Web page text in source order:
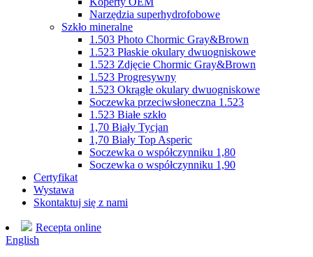
Narzędzia superhydrofobowe
Szkło mineralne
1.503 Photo Chormic Gray&Brown
1.523 Płaskie okulary dwuogniskowe
1.523 Zdjęcie Chormic Gray&Brown
1.523 Progresywny
1.523 Okrągłe okulary dwuogniskowe
Soczewka przeciwsłoneczna 1.523
1.523 Białe szkło
1,70 Biały Tycjan
1,70 Biały Top Asperic
Soczewka o współczynniku 1,80
Soczewka o współczynniku 1,90
Certyfikat
Wystawa
Skontaktuj się z nami
Recepta online
English